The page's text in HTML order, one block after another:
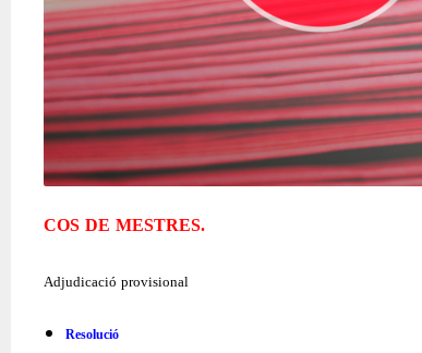
COS DE MESTRES.
Adjudicació provisional
Resolució